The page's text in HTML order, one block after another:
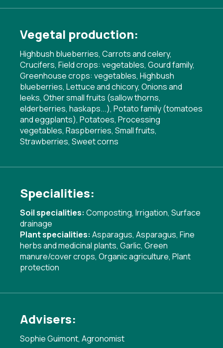
Vegetal production:
Highbush blueberries, Carrots and celery,
Crucifers, Field crops: vegetables, Gourd family,
Greenhouse crops: vegetables, Highbush
blueberries, Lettuce and chicory, Onions and
leeks, Other small fruits (sallow thorns,
elderberries, haskaps...), Potato family (tomatoes
and eggplants), Potatoes, Processing
vegetables, Raspberries, Small fruits,
Strawberries, Sweet corns
Specialities:
Soil specialities: Composting, Irrigation, Surface
drainage
Plant specialities: Asparagus, Asparagus, Fine
herbs and medicinal plants, Garlic, Green
manure/cover crops, Organic agriculture, Plant
protection
Advisers:
Sophie Guimont, Agronomist